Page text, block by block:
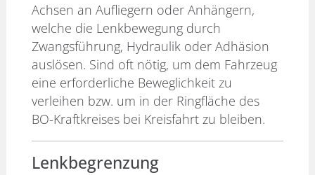
Achsen an Aufliegern oder Anhängern,
welche die Lenkbewegung durch
Zwangsführung, Hydraulik oder Adhäsion
auslösen. Sind oft nötig, um dem Fahrzeug
eine erforderliche Beweglichkeit zu
verleihen bzw. um in der Ringfläche des
BO-Kraftkreises bei Kreisfahrt zu bleiben.
Lenkbegrenzung